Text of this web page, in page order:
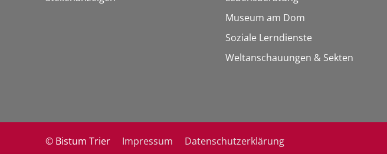
Museum am Dom
Soziale Lerndienste
Weltanschauungen & Sekten
© Bistum Trier Impressum Datenschutzerklärung